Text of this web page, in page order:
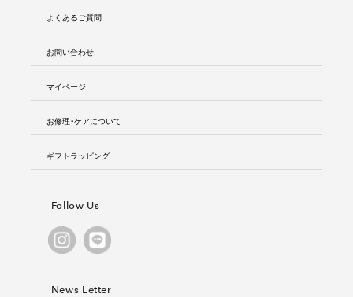
よくあるご質問
お問い合わせ
マイページ
お修理・ケアについて
ギフトラッピング
Follow Us
News Letter